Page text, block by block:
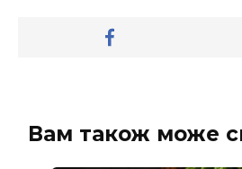
Вам також може